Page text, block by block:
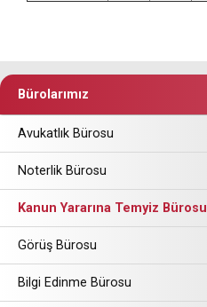
Bürolarımız
Avukatlık Bürosu
Noterlik Bürosu
Kanun Yararına Temyiz Bürosu
Görüş Bürosu
Bilgi Edinme Bürosu